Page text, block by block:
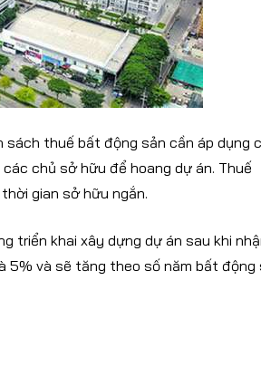
sách thuế bất động sản cần áp dụng
chủ sở hữu để hoang dự án. Thuế
gian sở hữu ngắn.
triển khai xây dựng dự án sau khi
5% và sẽ tăng theo số năm bất động